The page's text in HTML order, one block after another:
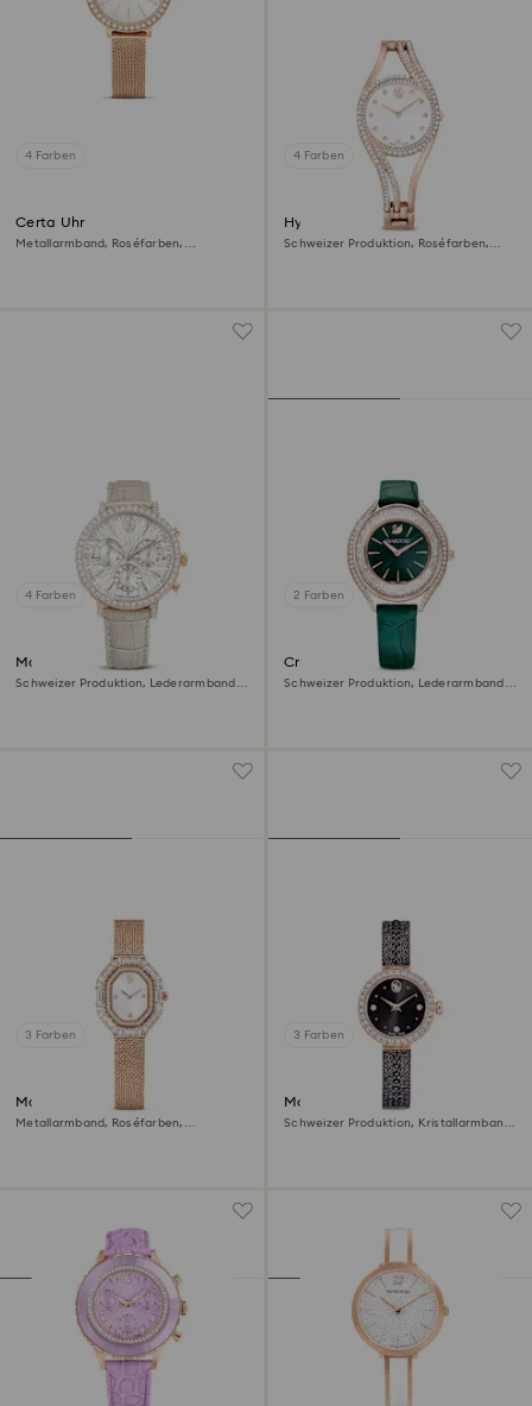
4 Farben
Certa Uhr
Metallarmband, Roséfarben,
4 Farben
Hyperbola Armreifuhr
Schweizer Produktion, Roséfarben,
4 Farben
Matrix tennis chrono Uhr
Schweizer Produktion, Lederarmband,
2 Farben
Crystalline aura Uhr
Schweizer Produktion, Lederarmband,
3 Farben
Matrix octagon Uhr
Metallarmband, Roséfarben,
3 Farben
Matrix pearl bangle Uhr
Schweizer Produktion, Kristallarmband,